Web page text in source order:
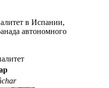
в Испании,
автономного